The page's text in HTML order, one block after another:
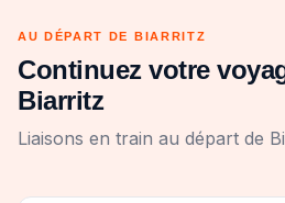
AU DÉPART DE BIARRITZ
Continuez votre
Biarritz
Liaisons en train au départ de